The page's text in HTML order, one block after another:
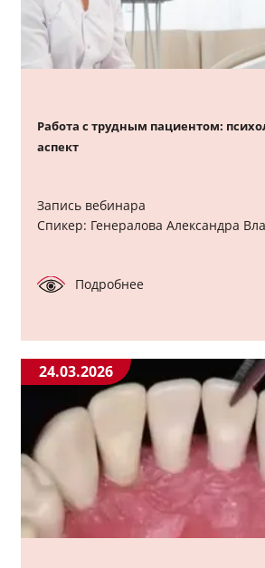
Работа с трудным пациентом:
аспект
Запись вебинара
Спикер: Генералова Александра
Подробнее
24.03.2026